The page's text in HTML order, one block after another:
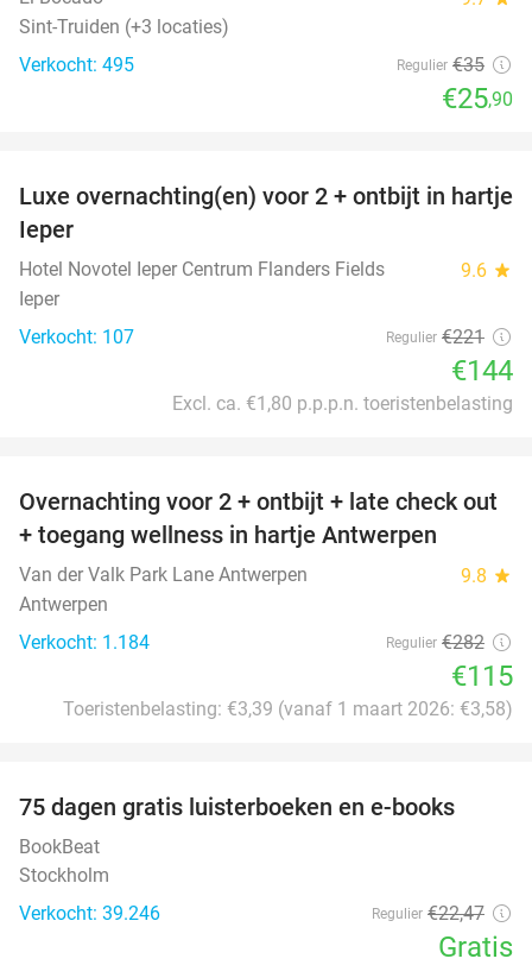
Sint-Truiden (+3 locaties)
Verkocht: 495
Regulier €35
€25,90
35%
Luxe overnachting(en) voor 2 + ontbijt in hartje
Ieper
Hotel Novotel Ieper Centrum Flanders Fields 9.6 star
Ieper
Verkocht: 107
Regulier €221
€144
Excl. ca. €1,80 p.p.p.n. toeristenbelasting
59%
Overnachting voor 2 + ontbijt + late check out
+ toegang wellness in hartje Antwerpen
Van der Valk Park Lane Antwerpen 9.8 star
Antwerpen
Verkocht: 1.184
Regulier €282
€115
Toeristenbelasting: €3,39 (vanaf 1 maart 2026: €3,58)
75 dagen gratis luisterboeken en e-books
BookBeat
Stockholm
Verkocht: 39.246
Regulier €22,47
Gratis